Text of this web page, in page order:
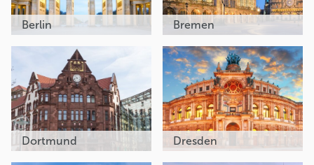
Berlin Bremen
Dortmund Dresden